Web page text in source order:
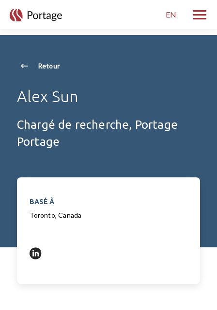
EN
Retour
Alex Sun
Chargé de recherche, Portage
Portage
BASÉ À
Toronto, Canada
https://www.linkedin.com/in/alexsun2020/